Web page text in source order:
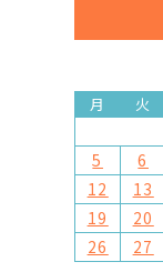
月 火
5
6
12
13
19
20
26
27